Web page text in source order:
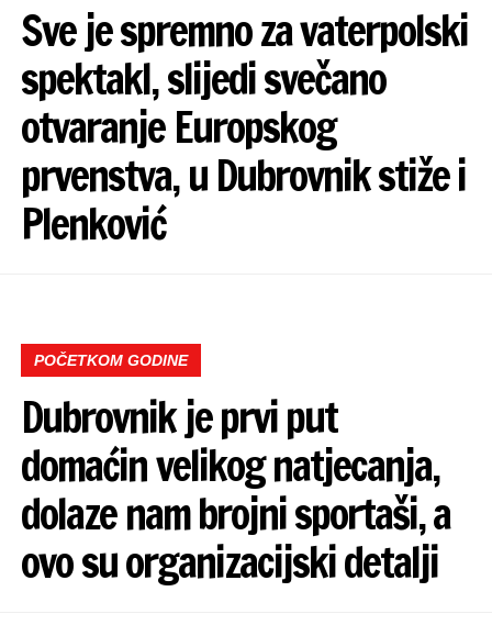
Sve je spremno za vaterpolski
spektakl, slijedi svečano
otvaranje Europskog
prvenstva, u Dubrovnik stiže i
Plenković
POČETKOM GODINE
Dubrovnik je prvi put
domaćin velikog natjecanja,
dolaze nam brojni sportaši, a
ovo su organizacijski detalji